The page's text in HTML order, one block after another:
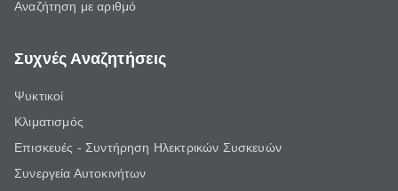
Αναζήτηση με αριθμό
Συχνές Αναζητήσεις
Ψυκτικοί
Κλιματισμός
Επισκευές - Συντήρηση Ηλεκτρικών Συσκευών
Συνεργεία Αυτοκινήτων